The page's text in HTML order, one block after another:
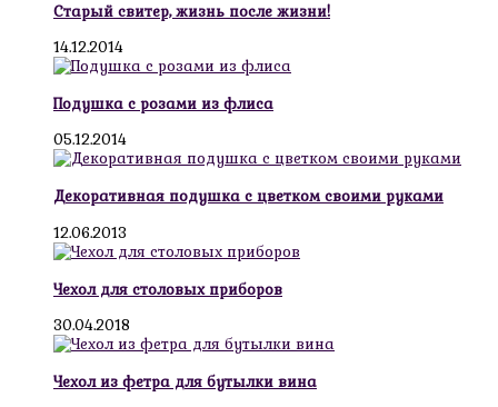
Старый свитер, жизнь после жизни!
14.12.2014
Подушка с розами из флиса
05.12.2014
Декоративная подушка с цветком своими руками
12.06.2013
Чехол для столовых приборов
30.04.2018
Чехол из фетра для бутылки вина